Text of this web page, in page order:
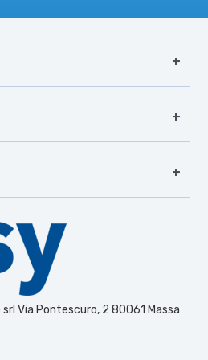
srl Via Pontescuro, 2 80061 Massa